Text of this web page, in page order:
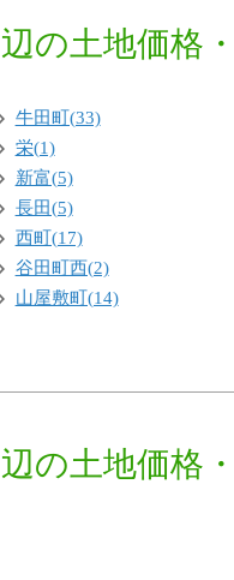
の土地価格
牛田町(33)
栄(1)
新富(5)
長田(5)
西町(17)
谷田町西(2)
山屋敷町(14)
の土地価格